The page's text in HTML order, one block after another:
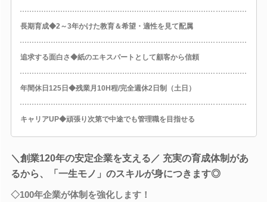
長期育成◆2～3年かけた教育＆希望・適性を見て配属
追求する面白さ◆紙のエキスパートとして顧客から信頼
年間休日125日◆残業月10H程/完全週休2日制（土日）
キャリアUP◆頑張り次第で中途でも管理職を目指せる
＼創業120年の安定企業を支える／ 充実の育成体制があ
るから、「一生モノ」のスキルが身につきます◎
◇100年企業が体制を強化します！